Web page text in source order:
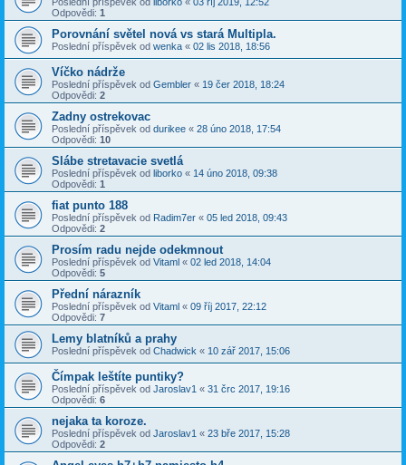
Odpovědi: 1
Porovnání světel nová vs stará Multipla.
Poslední příspěvek od wenka « 02 lis 2018, 18:56
Víčko nádrže
Poslední příspěvek od Gembler « 19 čer 2018, 18:24
Odpovědi: 2
Zadny ostrekovac
Poslední příspěvek od durikee « 28 úno 2018, 17:54
Odpovědi: 10
Slábe stretavacie svetlá
Poslední příspěvek od liborko « 14 úno 2018, 09:38
Odpovědi: 1
fiat punto 188
Poslední příspěvek od Radim7er « 05 led 2018, 09:43
Odpovědi: 2
Prosím radu nejde odekmnout
Poslední příspěvek od Vitaml « 02 led 2018, 14:04
Odpovědi: 5
Přední nárazník
Poslední příspěvek od Vitaml « 09 říj 2017, 22:12
Odpovědi: 7
Lemy blatníků a prahy
Poslední příspěvek od Chadwick « 10 zář 2017, 15:06
Čímpak leštíte puntiky?
Poslední příspěvek od Jaroslav1 « 31 črc 2017, 19:16
Odpovědi: 6
nejaka ta koroze.
Poslední příspěvek od Jaroslav1 « 23 bře 2017, 15:28
Odpovědi: 2